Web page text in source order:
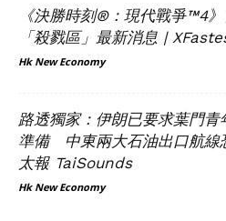
《決勝時刻®：現代戰爭™4
「殺戮區」最新消息 |
Hk New Economy
路透獨家：伊朗已要求葉門青
準備 中東兩大石油出口航線
太報 TaiSounds
Hk New Economy